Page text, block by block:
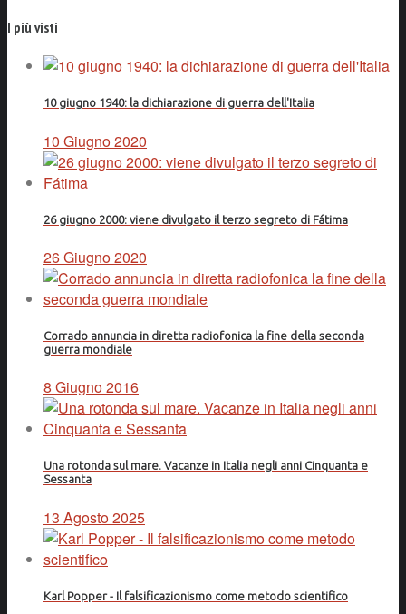
I più visti
10 giugno 1940: la dichiarazione di guerra dell'Italia
10 Giugno 2020
26 giugno 2000: viene divulgato il terzo segreto di Fátima
26 Giugno 2020
Corrado annuncia in diretta radiofonica la fine della seconda
guerra mondiale
8 Giugno 2016
Una rotonda sul mare. Vacanze in Italia negli anni Cinquanta e
Sessanta
13 Agosto 2025
Karl Popper - Il falsificazionismo come metodo scientifico